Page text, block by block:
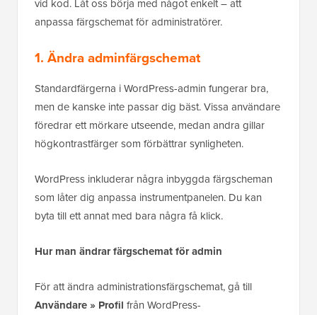
vid kod. Låt oss börja med något enkelt – att
anpassa färgschemat för administratörer.
1. Ändra adminfärgschemat
Standardfärgerna i WordPress-admin fungerar bra,
men de kanske inte passar dig bäst. Vissa användare
föredrar ett mörkare utseende, medan andra gillar
högkontrastfärger som förbättrar synligheten.
WordPress inkluderar några inbyggda färgscheman
som låter dig anpassa instrumentpanelen. Du kan
byta till ett annat med bara några få klick.
Hur man ändrar färgschemat för admin
För att ändra administrationsfärgschemat, gå till
Användare » Profil från WordPress-